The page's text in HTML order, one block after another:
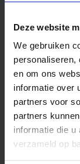
Deze website
We gebruiken
personaliseren,
en om ons
informatie over
partners voor
partners
informatie die u
verzameld op
Handige
Hoe
een
ringetjes en
maar ‘vast is
ringetjes
Kan ik over
Ja,